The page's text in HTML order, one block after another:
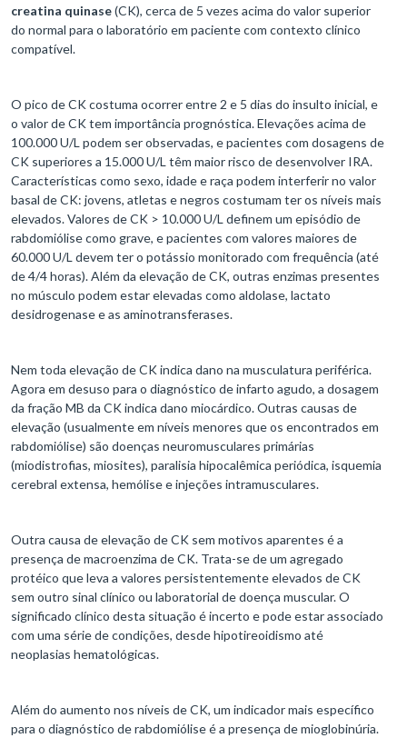
creatina quinase(CK), cerca de 5 vezes acima do valor superior
do normal para o laboratório em paciente com contexto clínico
compatível.
O pico de CK costuma ocorrer entre 2 e 5 dias do insulto inicial, e
o valor de CK tem importância prognóstica. Elevações acima de
100.000 U/L podem ser observadas, e pacientes com dosagens de
CK superiores a 15.000 U/L têm maior risco de desenvolver IRA.
Características como sexo, idade e raça podem interferir no valor
basal de CK: jovens, atletas e negros costumam ter os níveis mais
elevados. Valores de CK > 10.000 U/L definem um episódio de
rabdomiólise como grave, e pacientes com valores maiores de
60.000 U/L devem ter o potássio monitorado com frequência (até
de 4/4 horas). Além da elevação de CK, outras enzimas presentes
no músculo podem estar elevadas como aldolase, lactato
desidrogenase e as aminotransferases.
Nem toda elevação de CK indica dano na musculatura periférica.
Agora em desuso para o diagnóstico de infarto agudo, a dosagem
da fração MB da CK indica dano miocárdico. Outras causas de
elevação (usualmente em níveis menores que os encontrados em
rabdomiólise) são doenças neuromusculares primárias
(miodistrofias, miosites), paralisia hipocalêmica periódica, isquemia
cerebral extensa, hemólise e injeções intramusculares.
Outra causa de elevação de CK sem motivos aparentes é a
presença de macroenzima de CK. Trata-se de um agregado
protéico que leva a valores persistentemente elevados de CK
sem outro sinal clínico ou laboratorial de doença muscular. O
significado clínico desta situação é incerto e pode estar associado
com uma série de condições, desde hipotireoidismo até
neoplasias hematológicas.
Além do aumento nos níveis de CK, um indicador mais específico
para o diagnóstico de rabdomiólise é a presença de mioglobinúria.